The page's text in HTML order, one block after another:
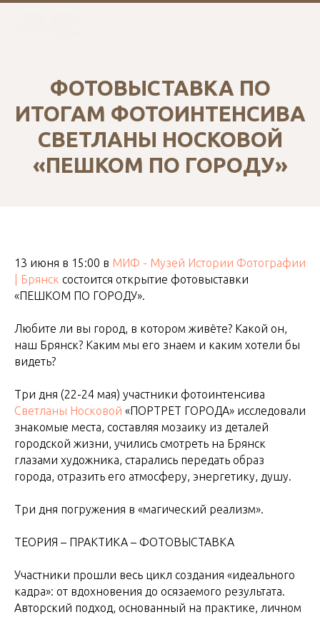
ФОТОВЫСТАВКА ПО
ИТОГАМ ФОТОИНТЕНСИВА
СВЕТЛАНЫ НОСКОВОЙ
«ПЕШКОМ ПО ГОРОДУ»
13 июня в 15:00 в МИФ - Музей Истории Фотографии
| Брянск состоится открытие фотовыставки
«ПЕШКОМ ПО ГОРОДУ».
Любите ли вы город, в котором живёте? Какой он,
наш Брянск? Каким мы его знаем и каким хотели бы
видеть?
Три дня (22-24 мая) участники фотоинтенсива
Светланы Носковой «ПОРТРЕТ ГОРОДА» исследовали
знакомые места, составляя мозаику из деталей
городской жизни, учились смотреть на Брянск
глазами художника, старались передать образ
города, отразить его атмосферу, энергетику, душу.
Три дня погружения в «магический реализм».
ТЕОРИЯ – ПРАКТИКА – ФОТОВЫСТАВКА
Участники прошли весь цикл создания «идеального
кадра»: от вдохновения до осязаемого результата.
Авторский подход, основанный на практике, личном